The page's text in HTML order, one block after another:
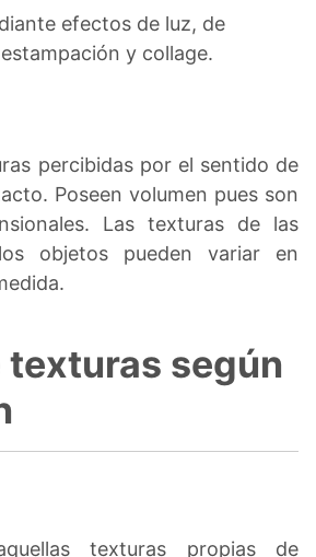
efectos de luz, de
y collage.
percibidas por el sentido de
Poseen volumen pues son
Las texturas de las
objetos pueden variar en
texturas según
texturas propias de